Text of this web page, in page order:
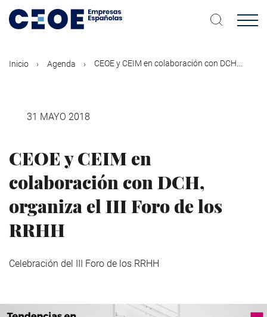
contenido
Inicio Agenda CEOE y CEIM en colaboración con DCH...
31 MAYO 2018
CEOE y CEIM en
colaboración con DCH,
organiza el III Foro de los
RRHH
Celebración del III Foro de los RRHH